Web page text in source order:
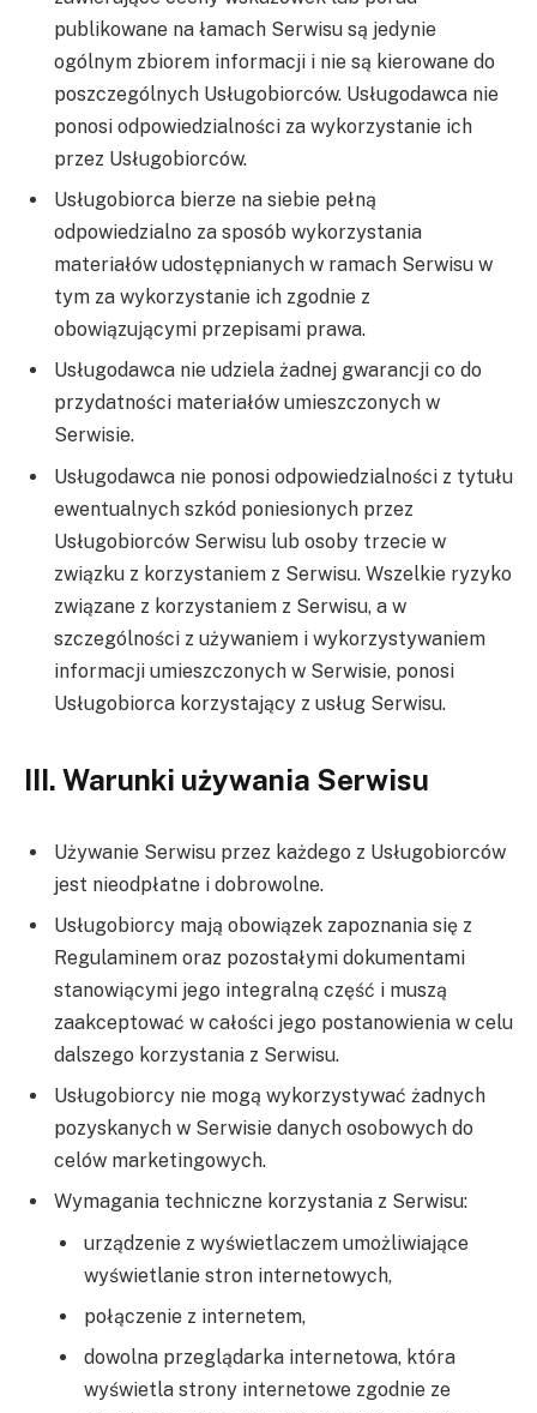
publikowane na łamach Serwisu są jedynie
ogólnym zbiorem informacji i nie są kierowane do
poszczególnych Usługobiorców. Usługodawca nie
ponosi odpowiedzialności za wykorzystanie ich
przez Usługobiorców.
Usługobiorca bierze na siebie pełną
odpowiedzialno za sposób wykorzystania
materiałów udostępnianych w ramach Serwisu w
tym za wykorzystanie ich zgodnie z
obowiązującymi przepisami prawa.
Usługodawca nie udziela żadnej gwarancji co do
przydatności materiałów umieszczonych w
Serwisie.
Usługodawca nie ponosi odpowiedzialności z tytułu
ewentualnych szkód poniesionych przez
Usługobiorców Serwisu lub osoby trzecie w
związku z korzystaniem z Serwisu. Wszelkie ryzyko
związane z korzystaniem z Serwisu, a w
szczególności z używaniem i wykorzystywaniem
informacji umieszczonych w Serwisie, ponosi
Usługobiorca korzystający z usług Serwisu.
III. Warunki używania Serwisu
Używanie Serwisu przez każdego z Usługobiorców
jest nieodpłatne i dobrowolne.
Usługobiorcy mają obowiązek zapoznania się z
Regulaminem oraz pozostałymi dokumentami
stanowiącymi jego integralną część i muszą
zaakceptować w całości jego postanowienia w celu
dalszego korzystania z Serwisu.
Usługobiorcy nie mogą wykorzystywać żadnych
pozyskanych w Serwisie danych osobowych do
celów marketingowych.
Wymagania techniczne korzystania z Serwisu:
urządzenie z wyświetlaczem umożliwiające
wyświetlanie stron internetowych,
połączenie z internetem,
dowolna przeglądarka internetowa, która
wyświetla strony internetowe zgodnie ze